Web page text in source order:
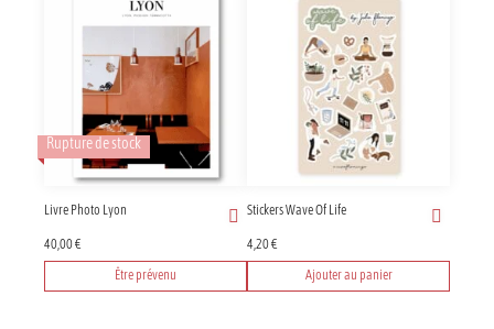
Rupture de stock
Livre Photo Lyon
40,00€
Être prévenu
Stickers Wave Of Life
4,20€
Ajouter au panier